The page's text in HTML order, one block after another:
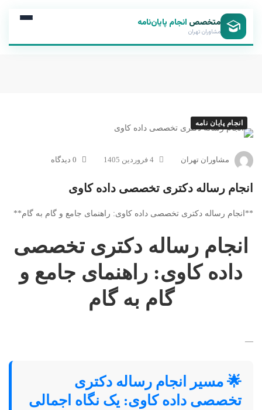
متخصص انجام پایان‌نامه
مشاوران تهران
انجام پایان نامه
مشاوران تهران 4 فروردین 1405 0 دیدگاه
انجام رساله دکتری تخصصی داده کاوی
**انجام رساله دکتری تخصصی داده کاوی: راهنمای جامع و گام به گام**
انجام رساله دکتری تخصصی
داده کاوی: راهنمای جامع و
گام به گام
—
🌟 مسیر انجام رساله دکتری
تخصصی داده کاوی: یک نگاه اجمالی